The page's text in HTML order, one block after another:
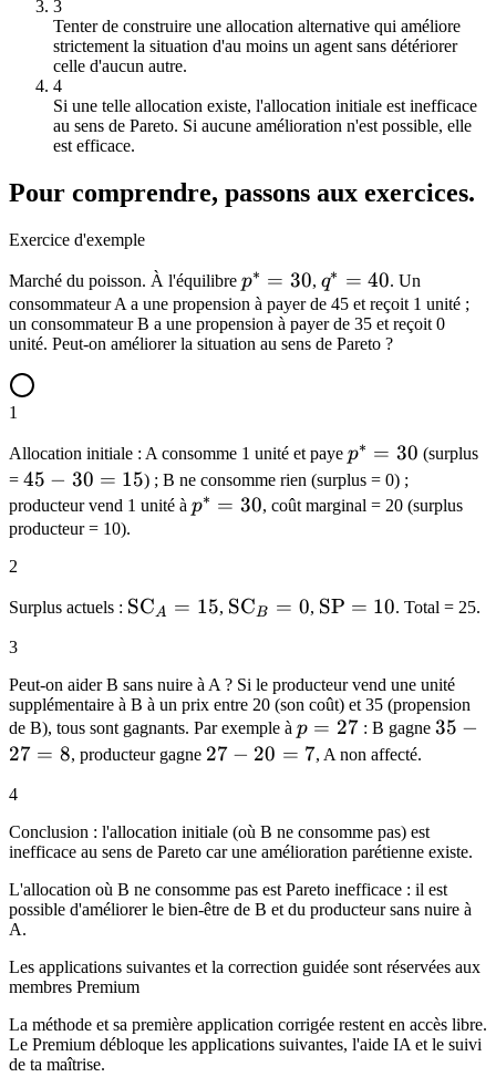
3
Tenter de construire une allocation alternative qui améliore
strictement la situation d'au moins un agent sans détériorer
celle d'aucun autre.
4
Si une telle allocation existe, l'allocation initiale est inefficace
au sens de Pareto. Si aucune amélioration n'est possible, elle
est efficace.
Pour comprendre, passons aux exercices.
Exercice d'exemple
Marché du poisson. À l'équilibre p^*
=
30
p∗ = 30, q^*
=
40
q∗ = 40. Un
consommateur A a une propension à payer de 45 et reçoit 1 unité ;
un consommateur B a une propension à payer de 35 et reçoit 0
unité. Peut-on améliorer la situation au sens de Pareto ?
1
Allocation initiale : A consomme 1 unité et paye p^*
=
30
p∗ = 30 (surplus
= 45-
30
=
45 − 30 = 15) ; B ne consomme rien (surplus = 0) ;
producteur vend 1 unité à p^*
p∗ = 30, coût marginal = 20 (surplus
producteur = 10).
2
Surplus actuels : \mathrm{SC}_A
SC A = 15, \mathrm{SC}_B
SC B = 0, \mathrm{SP}
SP = 10. Total = 25.
3
Peut-on aider B sans nuire à A ? Si le producteur vend une unité
supplémentaire à B à un prix entre 20 (son coût) et 35 (propension
de B), tous sont gagnants. Par exemple à p
=
p = 27: B gagne 35
35 −
27 = 8, producteur gagne 27-
7
27 − 20 = 7, A non affecté.
4
Conclusion : l'allocation initiale (où B ne consomme pas) est
inefficace au sens de Pareto car une amélioration parétienne existe.
L'allocation où B ne consomme pas est Pareto inefficace : il est
possible d'améliorer le bien-être de B et du producteur sans nuire à
A.
Les applications suivantes et la correction guidée sont réservées aux
membres Premium
La méthode et sa première application corrigée restent en accès libre.
Le Premium débloque les applications suivantes, l'aide IA et le suivi
de ta maîtrise.